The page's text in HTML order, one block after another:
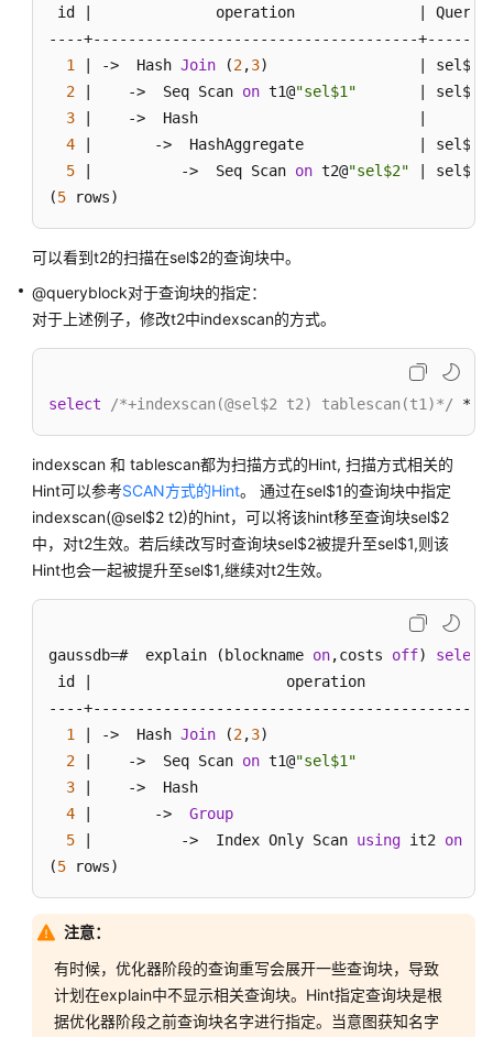
开
指
南
式
_V2.0-
10.x）
开
指
南
（分
式
开
发
指
南
（集
8.x）
开
发
指
南
（分
布
_V2.0-
3.x）
开
发
id |              operation              | Query
----+-------------------------------------
1
| ->  Hash Join (2,3)                 | sel$
2 |    ->  Seq Scan on t1@"sel$1"
       | sel$
3 |    ->  Hash                         |
4 |       ->  HashAggregate             | sel$
5 |          ->  Seq Scan on t2@"sel$2" | sel$
(5 rows)
可以看到t2的扫描在sel$2的查询块中。
@queryblock对于查询块的指定：
对于上述例子，修改t2中indexscan的方式。
select /*+indexscan(@sel$2 t2) tablescan(t1)*/ *
indexscan 和 tablescan都为扫描方式的Hint, 扫描方式相关的
Hint可以参考SCAN方式的Hint。 通过在sel$1的查询块中指定
indexscan(@sel$2 t2)的hint，可以将该hint移至查询块sel$2
中，对t2生效。若后续改写时查询块sel$2被提升至sel$1,则该
Hint也会一起被提升至sel$1,继续对t2生效。
gaussdb=#  explain (blockname on,costs off) select
id |                      operation
----
1
| ->  Hash Join (2,3)
2 |    ->  Seq Scan on t1@"sel$1"
3 |    ->  Hash
4 |       -> Group
5 |          ->  Index Only Scan using it2 on
(5 rows)
注意：
有时候，优化器阶段的查询重写会展开一些查询块，导致
计划在explain中不显示相关查询块。Hint指定查询块是根
据优化器阶段之前查询块名字进行指定。当意图获知名字